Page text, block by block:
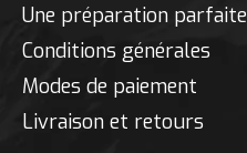
Une préparation parfaite
Conditions générales
Modes de paiement
Livraison et retours